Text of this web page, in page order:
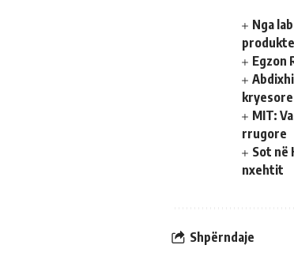
Nga
Egzon
kryesore
MIT:
rrugore
Sot në
nxehtit
Shpërndaje